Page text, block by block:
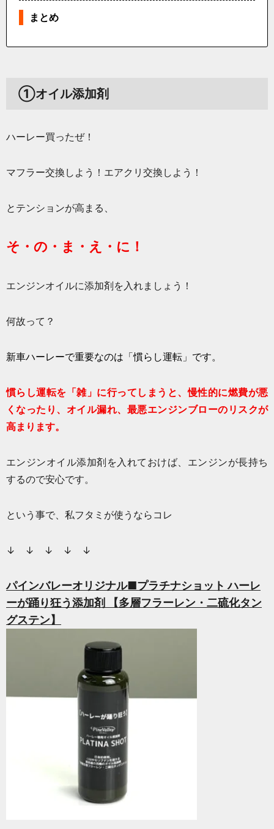
まとめ
①オイル添加剤
ハーレー買ったぜ！
マフラー交換しよう！エアクリ交換しよう！
とテンションが高まる、
そ・の・ま・え・に！
エンジンオイルに添加剤を入れましょう！
何故って？
新車ハーレーで重要なのは「慣らし運転」です。
慣らし運転を「雑」に行ってしまうと、慢性的に燃費が悪
くなったり、オイル漏れ、最悪エンジンブローのリスクが
高まります。
エンジンオイル添加剤を入れておけば、エンジンが長持ち
するので安心です。
という事で、私フタミが使うならコレ
↓ ↓ ↓ ↓ ↓
パインバレーオリジナル■プラチナショット ハーレ
ーが踊り狂う添加剤 【多層フラーレン・二硫化タン
グステン】